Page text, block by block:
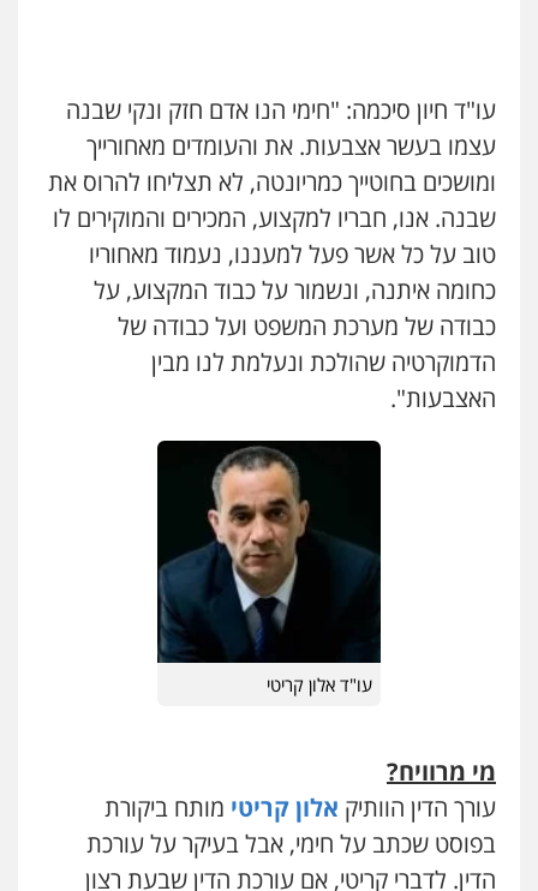
עו"ד חיון סיכמה: "חימי הנו אדם חזק ונקי שבנה
עצמו בעשר אצבעות. את והעומדים מאחורייך
ומושכים בחוטייך כמריונטה, לא תצליחו להרוס את
שבנה. אנו, חבריו למקצוע, המכירים והמוקירים לו
טוב על כל אשר פעל למעננו, נעמוד מאחוריו
כחומה איתנה, ונשמור על כבוד המקצוע, על
כבודה של מערכת המשפט ועל כבודה של
הדמוקרטיה שהולכת ונעלמת לנו מבין
האצבעות".
עו"ד אלון קריטי
מי מרוויח?
עורך הדין הוותיק אלון קריטי מותח ביקורת
בפוסט שכתב על חימי, אבל בעיקר על עורכת
הדין. לדברי קריטי, אם עורכת הדין שבעת רצון